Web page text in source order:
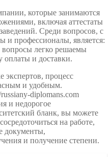
которые занимаются
включая аттестаты
Среди вопросов, с
и профессионалы, является:
вопросы легко решаемы
оплаты и доставки.
экспертов, процесс
и удобным.
diplomans.com
и недорогое
бланк, вы можете
на работе,
документы,
и получение степени.